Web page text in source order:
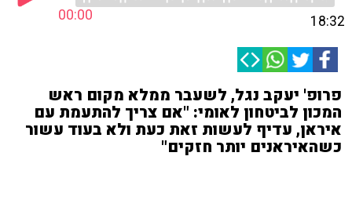
00:00 18:32
פרופ' יעקב נגל, לשעבר ממלא מקום ראש
המכון לביטחון לאומי: "אם צריך להתעמת עם
איראן, עדיף לעשות זאת כעת ולא בעוד עשור
כשהאיראנים יותר חזקים"